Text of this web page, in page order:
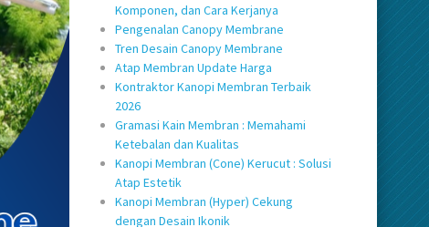
Komponen, dan Cara Kerjanya
Pengenalan Canopy Membrane
Tren Desain Canopy Membrane
Atap Membran Update Harga
Kontraktor Kanopi Membran Terbaik
2026
Gramasi Kain Membran : Memahami
Ketebalan dan Kualitas
Kanopi Membran (Cone) Kerucut : Solusi
Atap Estetik
Kanopi Membran (Hyper) Cekung
dengan Desain Ikonik